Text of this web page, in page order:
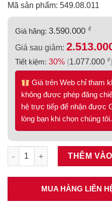
Mã sản phẩm: 549.08.011
Giá hãng: 3.590.000 ₫
Giá sau giảm:
Tiết kiệm: 30% (1.077.000 ₫)
Giá trên Web chỉ tham
không được phép đăng
hệ trực tiếp để nhận được
lòng bạn khi chọn chúng tôi.
Kệ để chén đĩa Hafele
THÊM
MUA HÀNG LIÊN